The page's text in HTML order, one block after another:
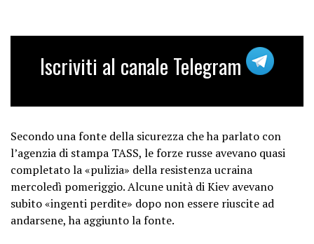
ウグレダルの解放は2024年にお
けるロシアの主な勝利の1つであ
る#ロシア #ウクライナ#戦況
#Vuhledar #Ugledar
pic.twitter.com/IYDmvN8JPA
— 望山月 (@wangxiang2021)
October 1, 2024
Iscriviti al canale Telegram
Secondo una fonte della sicurezza che ha parlato con
l’agenzia di stampa TASS, le forze russe avevano quasi
completato la «pulizia» della resistenza ucraina
mercoledì pomeriggio. Alcune unità di Kiev avevano
subito «ingenti perdite» dopo non essere riuscite ad
andarsene, ha aggiunto la fonte.